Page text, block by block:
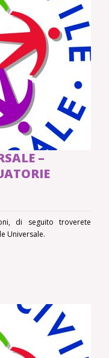
–
di seguito troverete
Universale.